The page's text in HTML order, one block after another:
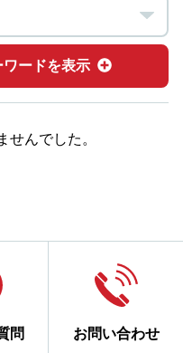
ードを表示
せんでした。
問 お問い合わせ